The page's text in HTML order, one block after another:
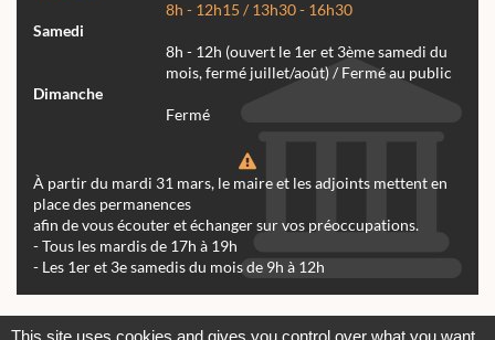
8h - 12h15 / 13h30 - 16h30
Samedi
8h - 12h (ouvert le 1er et 3ème samedi du
mois, fermé juillet/août) / Fermé au public
Dimanche
Fermé
À partir du mardi 31 mars, le maire et les adjoints mettent en
place des permanences
afin de vous écouter et échanger sur vos préoccupations.
- Tous les mardis de 17h à 19h
- Les 1er et 3e samedis du mois de 9h à 12h
This site uses cookies and gives you control over what you want